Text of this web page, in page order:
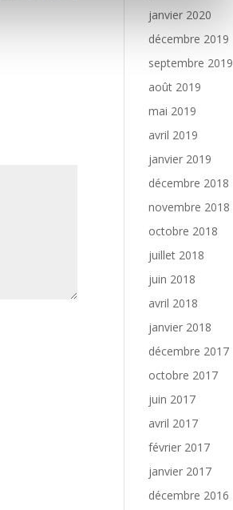
janvier 2020
décembre 2019
septembre 2019
août 2019
mai 2019
avril 2019
janvier 2019
décembre 2018
novembre 2018
octobre 2018
juillet 2018
juin 2018
avril 2018
janvier 2018
décembre 2017
octobre 2017
juin 2017
avril 2017
février 2017
janvier 2017
décembre 2016